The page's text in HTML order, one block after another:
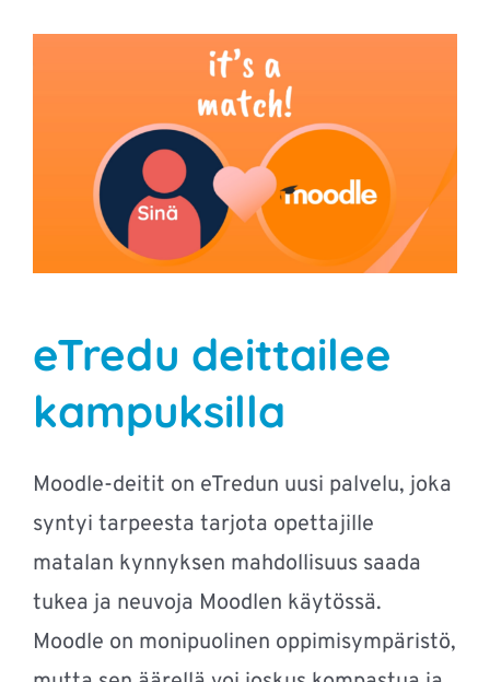
isompana
eTredu deittailee
kampuksilla
Moodle-deitit on eTredun uusi palvelu, joka
syntyi tarpeesta tarjota opettajille
matalan kynnyksen mahdollisuus saada
tukea ja neuvoja Moodlen käytössä.
Moodle on monipuolinen oppimisympäristö,